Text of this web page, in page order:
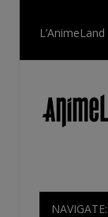
NAVIGATE: